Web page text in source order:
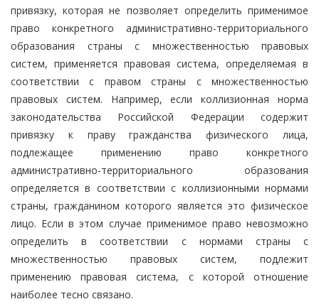
привязку, которая не позволяет определить применимое
право конкретного административно-территориального
образования страны с множественностью правовых
систем, применяется правовая система, определяемая в
соответствии с правом страны с множественностью
правовых систем. Например, если коллизионная норма
законодательства Российской Федерации содержит
привязку к праву гражданства физического лица,
подлежащее применению право конкретного
административно-территориального образования
определяется в соответствии с коллизионными нормами
страны, гражданином которого является это физическое
лицо. Если в этом случае применимое право невозможно
определить в соответствии с нормами страны с
множественностью правовых систем, подлежит
применению правовая система, с которой отношение
наиболее тесно связано.